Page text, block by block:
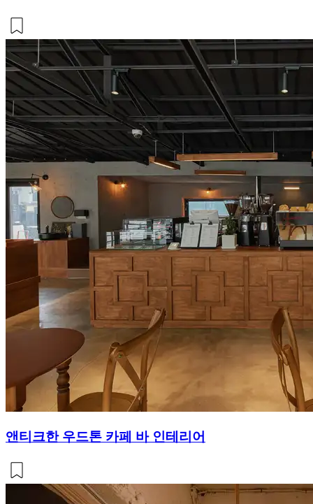
앤티크한 우드톤 카페 바 인테리어